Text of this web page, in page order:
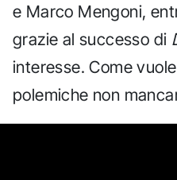
e Marco Mengoni,
grazie al successo di
interesse. Come
polemiche non